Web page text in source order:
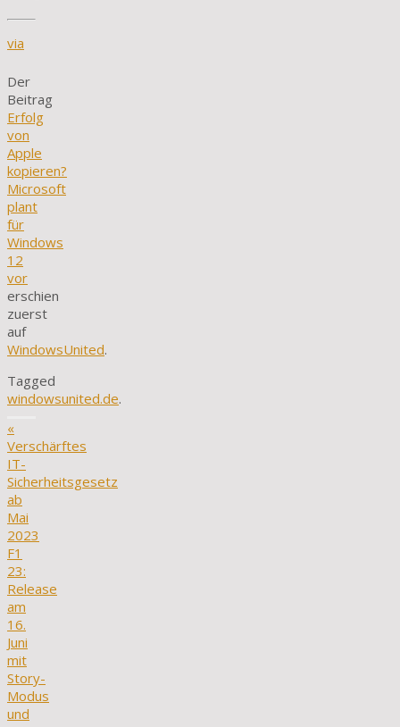
via
Der
Beitrag
Erfolg
von
Apple
kopieren?
Microsoft
plant
für
Windows
12
vor
erschien
zuerst
auf
WindowsUnited.
Tagged
windowsunited.de.
«
Verschärftes
IT-
Sicherheitsgesetz
ab
Mai
2023
F1
23:
Release
am
16.
Juni
mit
Story-
Modus
und